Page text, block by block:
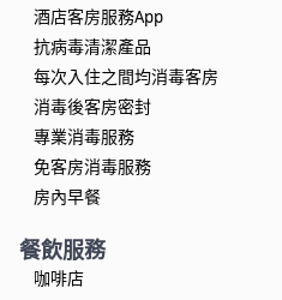
酒店客房服務App
抗病毒清潔產品
每次入住之間均消毒客房
消毒後客房密封
專業消毒服務
免客房消毒服務
房內早餐
餐飲服務
咖啡店